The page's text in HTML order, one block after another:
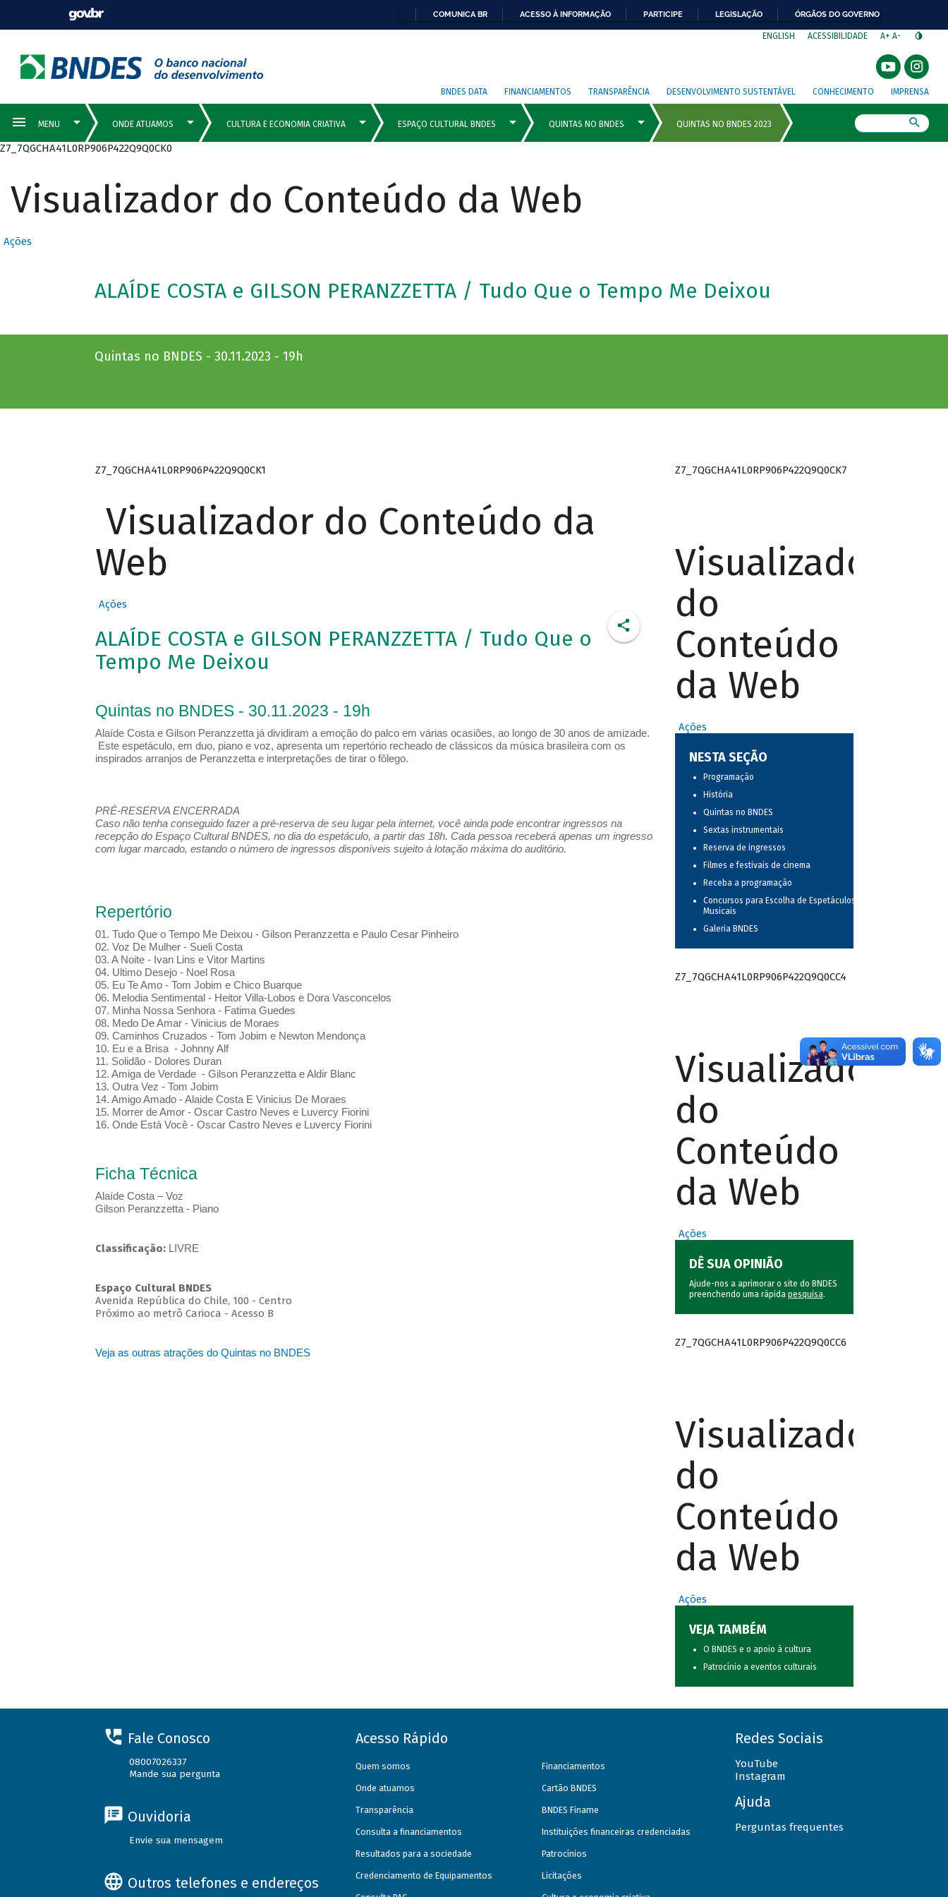
COMUNICA BR ACESSO À INFORMAÇÃO PARTICIPE LEGISLAÇÃO ÓRGÃOS DO GOVERNO
ENGLISH ACESSIBILIDADE A+ A-
BNDES DATA FINANCIAMENTOS TRANSPARÊNCIA DESENVOLVIMENTO SUSTENTÁVEL CONHECIMENTO IMPRENSA
Z7_7QGCHA41L0RP906P422Q9Q0CK0
Visualizador do Conteúdo da Web
Ações
ALAÍDE COSTA e GILSON PERANZZETTA / Tudo Que o Tempo Me Deixou
Quintas no BNDES - 30.11.2023 - 19h
Z7_7QGCHA41L0RP906P422Q9Q0CK1
Visualizador do Conteúdo da
Web
Ações
ALAÍDE COSTA e GILSON PERANZZETTA / Tudo Que o
Tempo Me Deixou
Quintas no BNDES - 30.11.2023 - 19h
Alaíde Costa e Gilson Peranzzetta já dividiram a emoção do palco em várias ocasiões, ao longo de 30 anos de amizade.
Este espetáculo, em duo, piano e voz, apresenta um repertório recheado de clássicos da música brasileira com os
inspirados arranjos de Peranzzetta e interpretações de tirar o fôlego.
PRÉ-RESERVA ENCERRADA
Caso não tenha conseguido fazer a pré-reserva de seu lugar pela internet, você ainda pode encontrar ingressos na
recepção do Espaço Cultural BNDES, no dia do espetáculo, a partir das 18h. Cada pessoa receberá apenas um ingresso
com lugar marcado, estando o número de ingressos disponíveis sujeito à lotação máxima do auditório.
Repertório
01. Tudo Que o Tempo Me Deixou - Gilson Peranzzetta e Paulo Cesar Pinheiro
02. Voz De Mulher - Sueli Costa
03. A Noite - Ivan Lins e Vitor Martins
04. Ultimo Desejo - Noel Rosa
05. Eu Te Amo - Tom Jobim e Chico Buarque
06. Melodia Sentimental - Heitor Villa-Lobos e Dora Vasconcelos
07. Minha Nossa Senhora - Fatima Guedes
08. Medo De Amar - Vinicius de Moraes
09. Caminhos Cruzados - Tom Jobim e Newton Mendonça
10. Eu e a Brisa - Johnny Alf
11. Solidão - Dolores Duran
12. Amiga de Verdade - Gilson Peranzzetta e Aldir Blanc
13. Outra Vez - Tom Jobim
14. Amigo Amado - Alaide Costa E Vinicius De Moraes
15. Morrer de Amor - Oscar Castro Neves e Luvercy Fiorini
16. Onde Está Você - Oscar Castro Neves e Luvercy Fiorini
Ficha Técnica
Alaíde Costa – Voz
Gilson Peranzzetta - Piano
Classificação: LIVRE
Espaço Cultural BNDES
Avenida República do Chile, 100 - Centro
Próximo ao metrô Carioca - Acesso B
Veja as outras atrações do Quintas no BNDES
Z7_7QGCHA41L0RP906P422Q9Q0CK7
Visualizador
do
Conteúdo
da Web
Ações
NESTA SEÇÃO
Programação
História
Quintas no BNDES
Sextas instrumentais
Reserva de ingressos
Filmes e festivais de cinema
Receba a programação
Concursos para Escolha de Espetáculos
Musicais
Galeria BNDES
Z7_7QGCHA41L0RP906P422Q9Q0CC4
Visualizador
do
Conteúdo
da Web
Ações
DÊ SUA OPINIÃO
Ajude-nos a aprimorar o site do BNDES
preenchendo uma rápida pesquisa.
Z7_7QGCHA41L0RP906P422Q9Q0CC6
Visualizador
do
Conteúdo
da Web
Ações
VEJA TAMBÉM
O BNDES e o apoio à cultura
Patrocínio a eventos culturais
Fale Conosco
08007026337
Mande sua pergunta
Ouvidoria
Envie sua mensagem
Outros telefones e endereços
Acesso Rápido
Quem somos
Onde atuamos
Transparência
Consulta a financiamentos
Resultados para a sociedade
Credenciamento de Equipamentos
Financiamentos
Cartão BNDES
BNDES Finame
Instituições financeiras credenciadas
Patrocínios
Licitações
Redes Sociais
YouTube
Instagram
Ajuda
Perguntas frequentes